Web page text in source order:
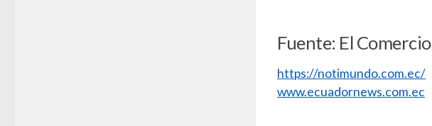
Fuente: El Comercio
https://notimundo.com.ec/
www.ecuadornews.com.ec